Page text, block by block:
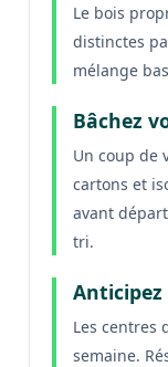
Le bois
distinctes
mélange
Bâchez
Un coup de
cartons et
avant
tri.
Les centres
semaine.